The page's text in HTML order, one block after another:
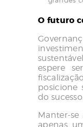
O futuro
espere
posicione
do sucesso.
Manter-
apenas